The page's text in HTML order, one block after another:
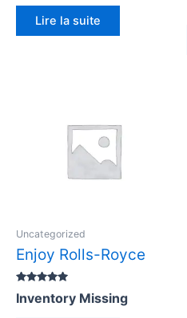
Lire la suite
Uncategorized
Enjoy Rolls-Royce
Rated
5.00
Inventory Missing